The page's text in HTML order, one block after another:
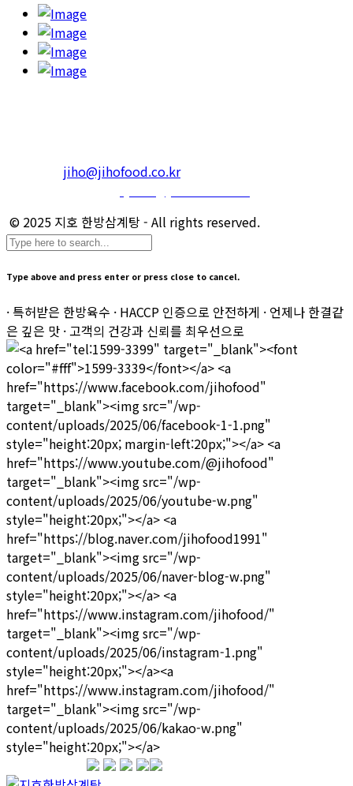
jiho@jihofood.co.kr
© 2025 지호 한방삼계탕 - All rights reserved.
Type above and press enter or press close to cancel.
· 특허받은 한방육수 · HACCP 인증으로 안전하게 · 언제나 한결같
은 깊은 맛 · 고객의 건강과 신뢰를 최우선으로